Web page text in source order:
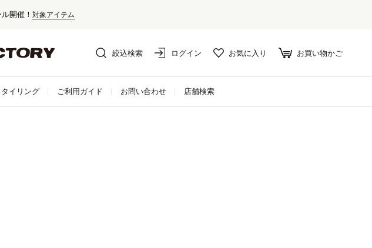
開催！ 対象アイテム
絞込検索 ログイン お気に入り お買い物かご
イリング ご利用ガイド お問い合わせ 店舗検索